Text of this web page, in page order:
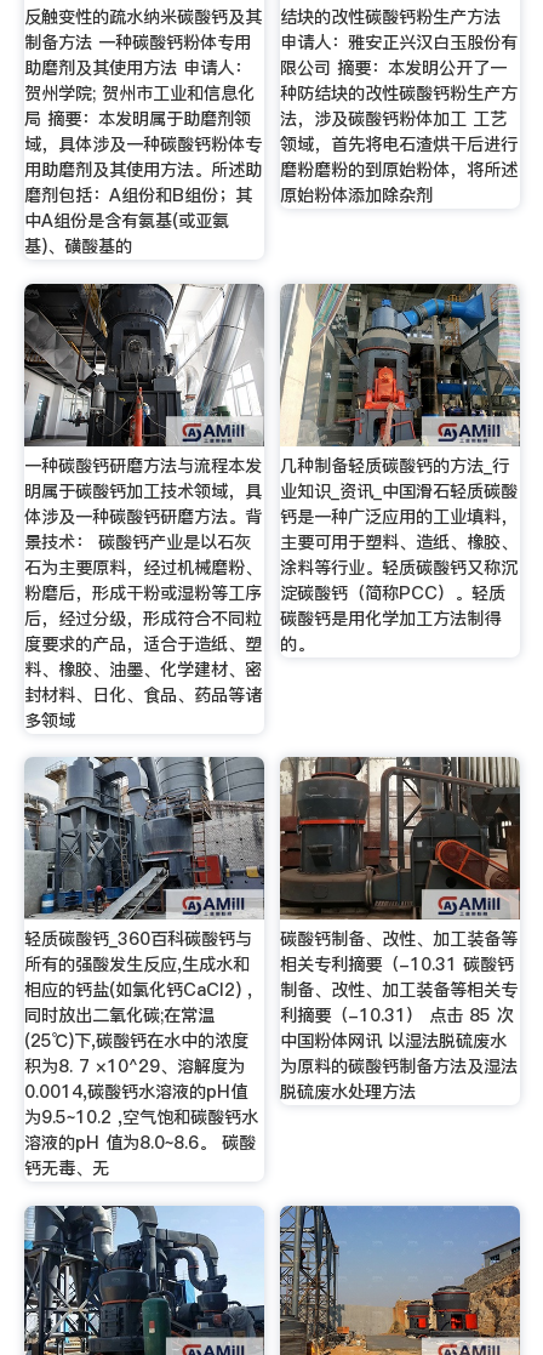
反触变性的疏水纳米碳酸钙及其
制备方法 一种碳酸钙粉体专用
助磨剂及其使用方法 申请人：
贺州学院; 贺州市工业和信息化
局 摘要：本发明属于助磨剂领
域，具体涉及一种碳酸钙粉体专
用助磨剂及其使用方法。所述助
磨剂包括：A组份和B组份；其
中A组份是含有氨基(或亚氨
基)、磺酸基的
结块的改性碳酸钙粉生产方法
申请人：雅安正兴汉白玉股份有
限公司 摘要：本发明公开了一
种防结块的改性碳酸钙粉生产方
法，涉及碳酸钙粉体加工 工艺
领域，首先将电石渣烘干后进行
磨粉磨粉的到原始粉体，将所述
原始粉体添加除杂剂
一种碳酸钙研磨方法与流程本发
明属于碳酸钙加工技术领域，具
体涉及一种碳酸钙研磨方法。背
景技术： 碳酸钙产业是以石灰
石为主要原料，经过机械磨粉、
粉磨后，形成干粉或湿粉等工序
后，经过分级，形成符合不同粒
度要求的产品，适合于造纸、塑
料、橡胶、油墨、化学建材、密
封材料、日化、食品、药品等诸
多领域
几种制备轻质碳酸钙的方法_行
业知识_资讯_中国滑石轻质碳酸
钙是一种广泛应用的工业填料，
主要可用于塑料、造纸、橡胶、
涂料等行业。轻质碳酸钙又称沉
淀碳酸钙（简称PCC）。轻质
碳酸钙是用化学加工方法制得
的。
轻质碳酸钙_360百科碳酸钙与
所有的强酸发生反应,生成水和
相应的钙盐(如氯化钙CaCl2) ,
同时放出二氧化碳;在常温
(25℃)下,碳酸钙在水中的浓度
积为8. 7 ×10^29、溶解度为
0.0014,碳酸钙水溶液的pH值
为9.5~10.2 ,空气饱和碳酸钙水
溶液的pH 值为8.0~8.6。 碳酸
钙无毒、无
碳酸钙制备、改性、加工装备等
相关专利摘要（-10.31 碳酸钙
制备、改性、加工装备等相关专
利摘要（-10.31） 点击 85 次
中国粉体网讯 以湿法脱硫废水
为原料的碳酸钙制备方法及湿法
脱硫废水处理方法